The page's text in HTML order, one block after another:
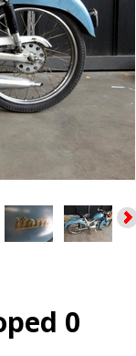
0